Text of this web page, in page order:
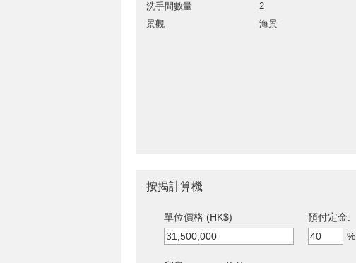
洗手間數量
2
景觀
海景
按揭計算機
單位價格 (HK$)
預付定金:
%